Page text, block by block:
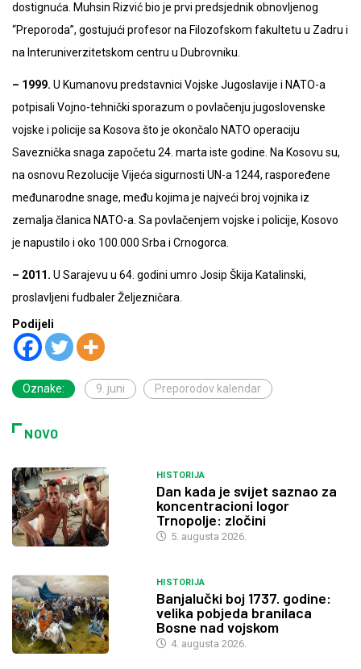
dostignuća. Muhsin Rizvić bio je prvi predsjednik obnovljenog
“Preporoda”, gostujući profesor na Filozofskom fakultetu u Zadru i
na Interuniverzitetskom centru u Dubrovniku.
– 1999. U Kumanovu predstavnici Vojske Jugoslavije i NATO-a
potpisali Vojno-tehnički sporazum o povlačenju jugoslovenske
vojske i policije sa Kosova što je okončalo NATO operaciju
Saveznička snaga započetu 24. marta iste godine. Na Kosovu su,
na osnovu Rezolucije Vijeća sigurnosti UN-a 1244, raspoređene
međunarodne snage, među kojima je najveći broj vojnika iz
zemalja članica NATO-a. Sa povlačenjem vojske i policije, Kosovo
je napustilo i oko 100.000 Srba i Crnogorca.
– 2011. U Sarajevu u 64. godini umro Josip Škija Katalinski,
proslavljeni fudbaler Željezničara.
Podijeli
Oznake: 9. juni Preporodov kalendar
NOVO
HISTORIJA
Dan kada je svijet saznao za
koncentracioni logor
Trnopolje: zločini
5. augusta 2026.
HISTORIJA
Banjalučki boj 1737. godine:
velika pobjeda branilaca
Bosne nad vojskom
4. augusta 2026.